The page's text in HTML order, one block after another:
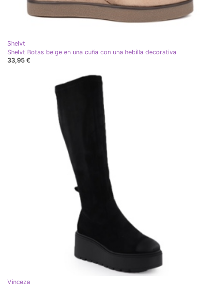
Shelvt
Shelvt Botas beige en una cuña con una hebilla decorativa
33,95 €
Vinceza